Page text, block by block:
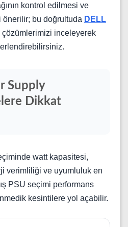
kontrol edilmesi ve
bu doğrultuda DELL
çözümlerimizi inceleyerek
Supply
Dikkat
watt kapasitesi,
verimliliği ve uyumluluk en
PSU seçimi performans
kesintilere yol açabilir.